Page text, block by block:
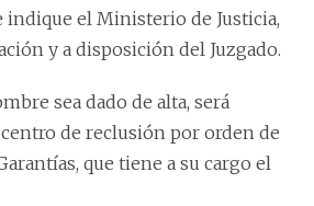
el Ministerio de Justicia,
y a disposición del Juzgado.
sea dado de alta, será
de reclusión por orden de
que tiene a su cargo el